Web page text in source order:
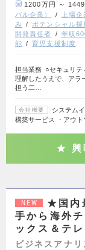
1200万円 ～ 1449
バル企業）
上場企
み
ポテンシャル採
開発責任者
年収
能
育児支援制度
担当業務 ○セキュリテ
理解したうえで、アラ
担う二…
会社概要
システム
構築サービス ・アウ
興
NEW
★国内
手から海外
ックス＆テ
ビジネスアナ